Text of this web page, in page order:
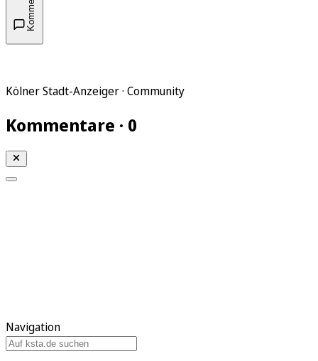
Kölner Stadt-Anzeiger · Community
Kommentare · 0
Navigation